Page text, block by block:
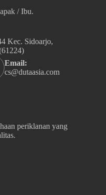
/ Ibu.
Kec. Sidoarjo,
Email:
cs@dutaasia.com
periklanan yang